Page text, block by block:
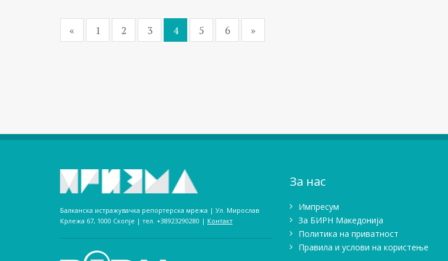
« 1 2 3 4 5 6 »
Балканска истражувачка репортерска мрежа | Ул. Мирослав
Крлежа 67, 1000 Скопје | тел. +38923290280­ | Контакт
За нас
Импресум
Зa БИРН Македонија
Политика на приватност
Правила и услови на користење